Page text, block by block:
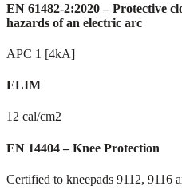
EN 61482-2:2020 – Protective
hazards of an electric arc
APC 1 [4kA]
ELIM
12 cal/cm2
EN 14404 – Knee Protection
Certified to kneepads 9112, 9116